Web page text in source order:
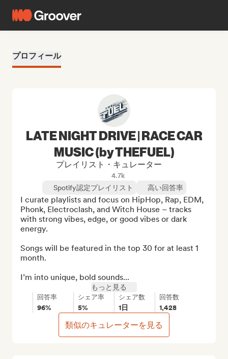
プロフィール
LATE NIGHT DRIVE | RACE CAR
MUSIC (by THEFUEL)
プレイリスト・キュレーター
4.7k
Spotify認定プレイリスト
高い回答率
I curate playlists and focus on HipHop, Rap, EDM,
Phonk, Electroclash, and Witch House – tracks
with strong vibes, edge, or good vibes or dark
energy.
Songs will be featured in the top 30 for at least 1
month.
I’m into unique, bold sounds...
もっと見る
回答率
96%
シェア率
5%
シェア数
1日
回答数
1,428
類似のキュレーターを見る